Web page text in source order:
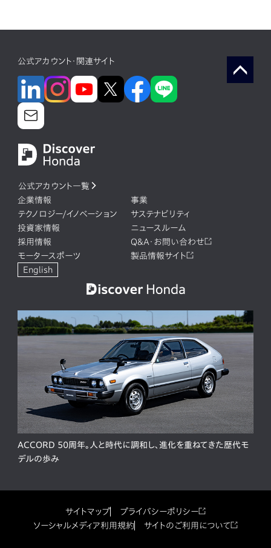
公式アカウント・関連サイト
公式アカウント一覧
企業情報
事業
テクノロジー/イノベーション
サステナビリティ
投資家情報
ニュースルーム
採用情報
Q&A・お問い合わせ
モータースポーツ
製品情報サイト
English
ACCORD 50周年。人と時代に調和し、進化を重ねてきた歴代モ
デルの歩み
サイトマップ
プライバシーポリシー
ソーシャルメディア利用規約
サイトのご利用について